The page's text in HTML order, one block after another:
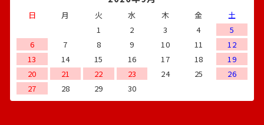
日 月 火 水 木 金
土
1
2 3 4
5
6
7 8 9 10 11
12
13
14 15 16 17 18
19
20
21 22 23 24 25
26
27
28 29 30